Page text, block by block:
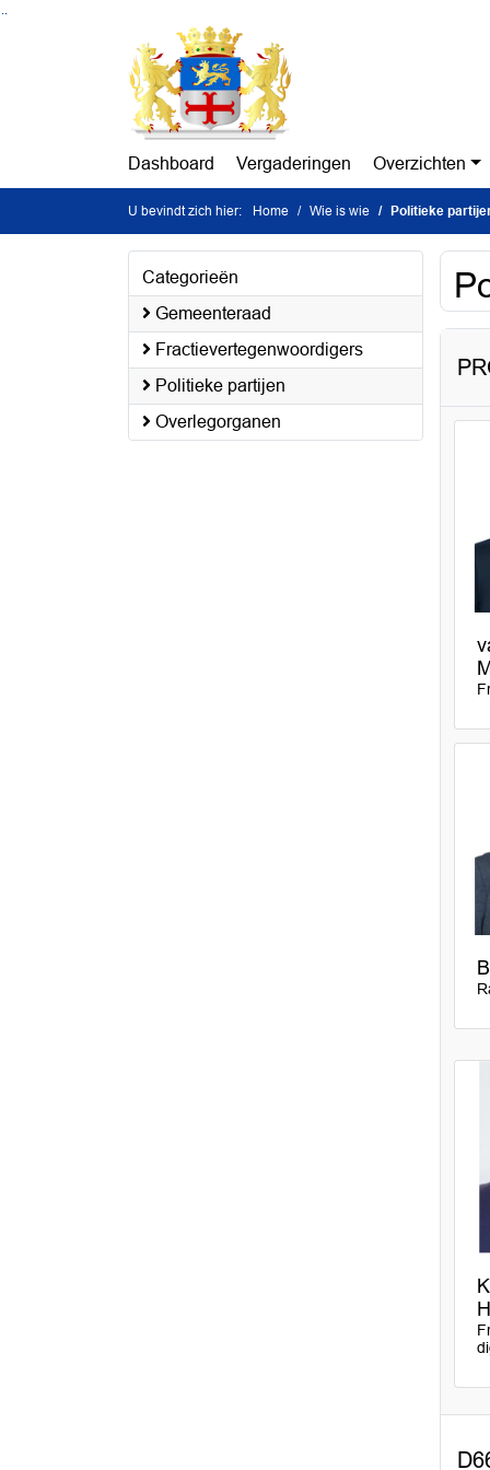
Ga naar de inhoud van deze pagina
Dashboard Vergaderingen Overzichten
U bevindt zich hier: Home Wie is wie Politieke
Categorieën
Gemeenteraad
Fractievertegenwoordigers
Politieke partijen
Overlegorganen